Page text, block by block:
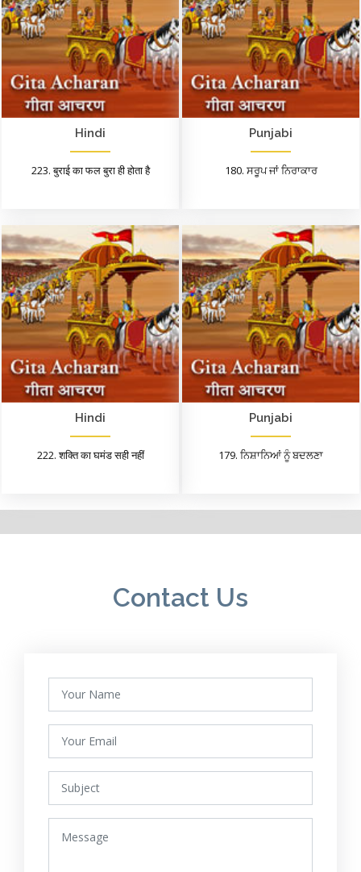
Hindi
223. बुराई का फल बुरा ही होता है
Punjabi
180. ਸਰੂਪ ਜਾਂ ਨਿਰਾਕਾਰ
Hindi
222. शक्ति का घमंड सही नहीं
Punjabi
179. ਨਿਸ਼ਾਨਿਆਂ ਨੂੰ ਬਦਲਣਾ
Contact Us